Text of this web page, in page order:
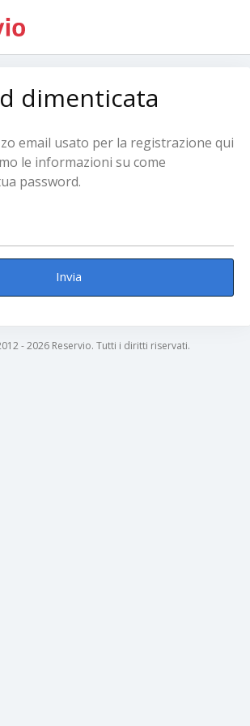
dimenticata
email usato per la registrazione qui
le informazioni su come
password.
Invia
- 2026 Reservio. Tutti i diritti riservati.